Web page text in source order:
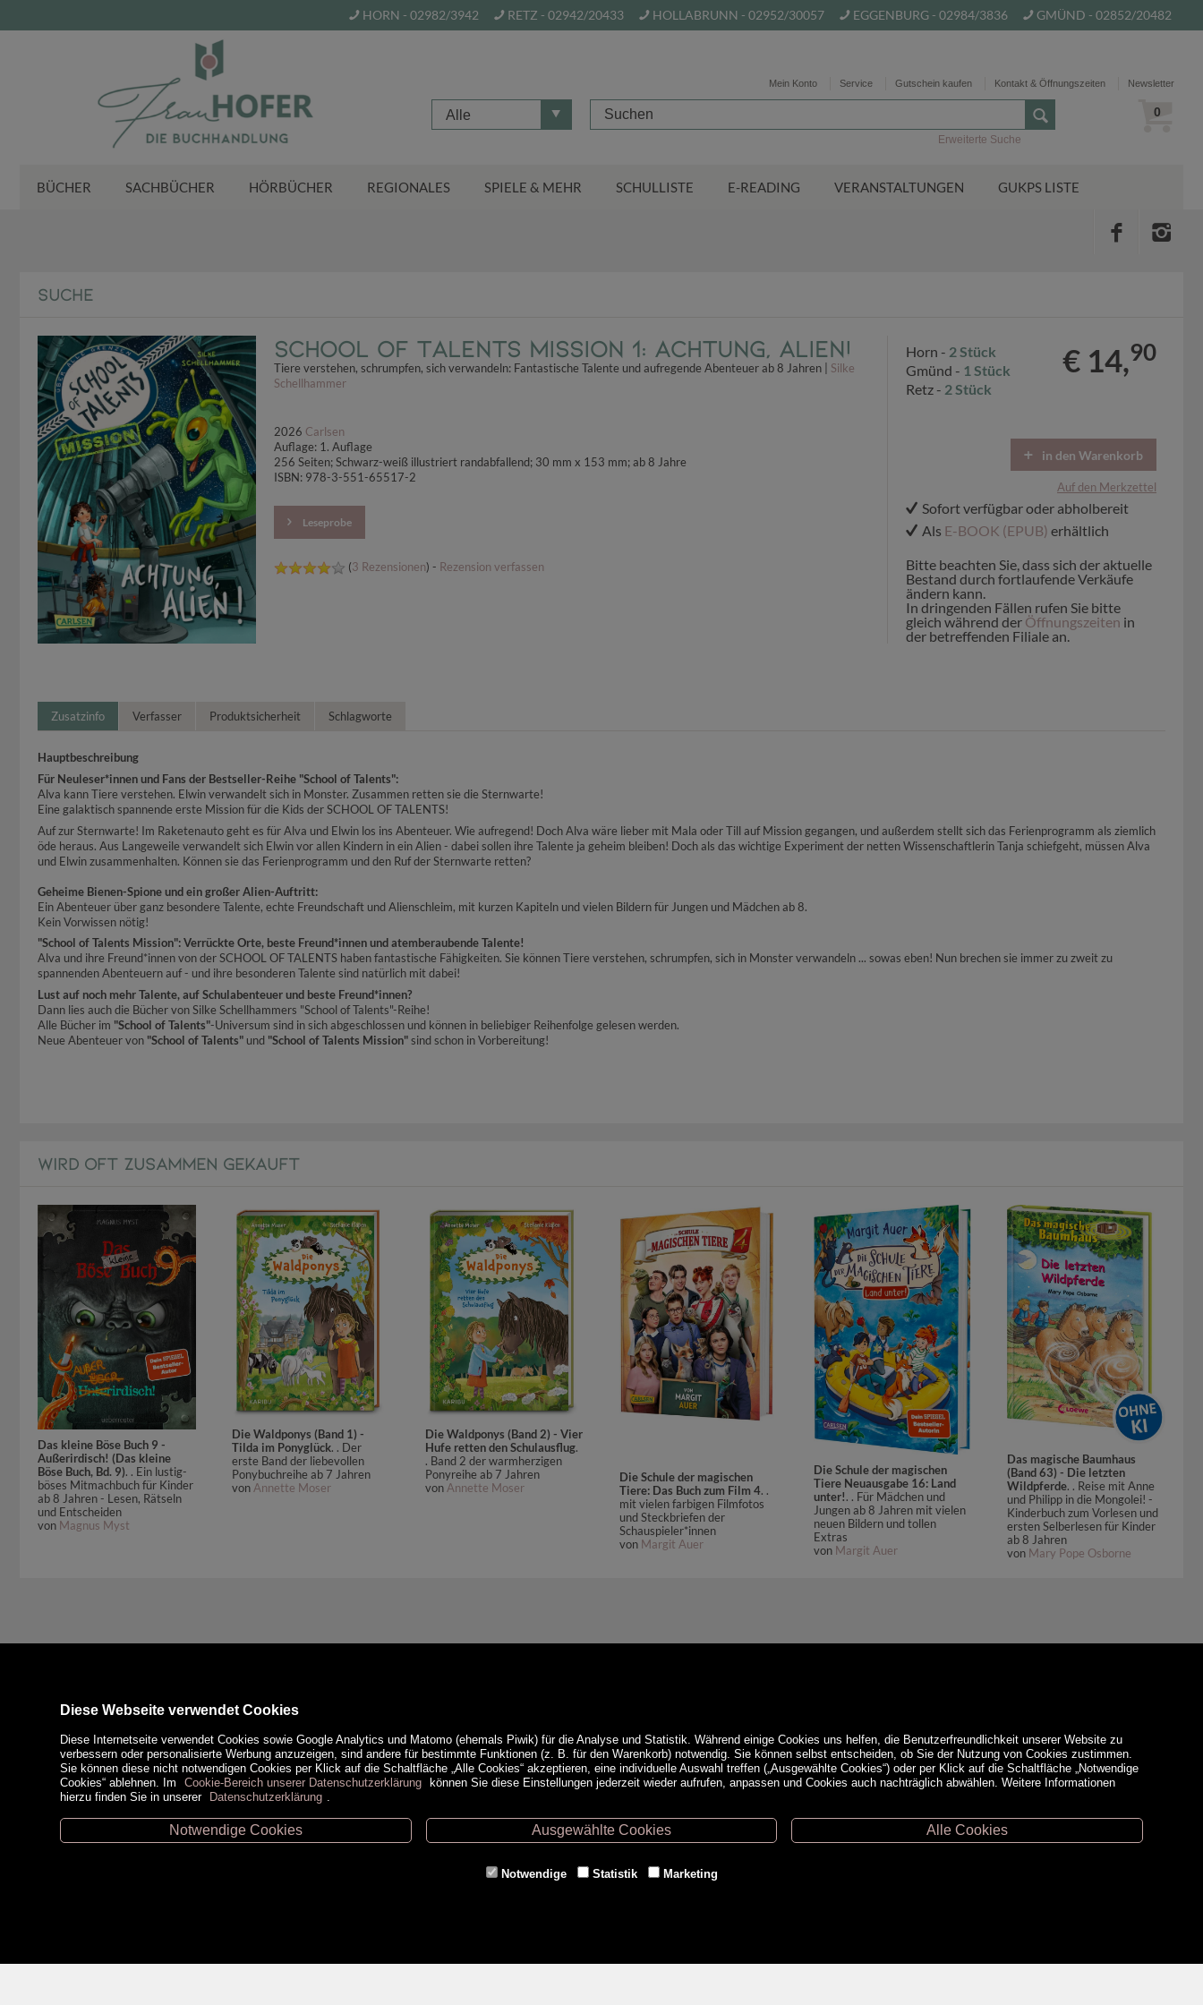
HORN - 02982/3942 RETZ - 02942/20433 HOLLABRUNN - 02952/30057 EGGENBURG - 02984/3836 GMÜND - 02852/20482
Mein Konto Service Gutschein kaufen Kontakt & Öffnungszeiten Newsletter
Alle 0
Erweiterte Suche
BÜCHER SACHBÜCHER HÖRBÜCHER REGIONALES SPIELE & MEHR SCHULLISTE E-READING VERANSTALTUNGEN GUKPS LISTE
SUCHE
School of Talents Mission 1: Achtung, Alien!
Tiere verstehen, schrumpfen, sich verwandeln: Fantastische Talente und aufregende Abenteuer ab 8 Jahren | Silke
Schellhammer
2026 Carlsen
Auflage: 1. Auflage
256 Seiten; Schwarz-weiß illustriert randabfallend; 30 mm x 153 mm; ab 8 Jahre
ISBN: 978-3-551-65517-2
Leseprobe
(3 Rezensionen) - Rezension verfassen
Horn - 2 Stück
Gmünd - 1 Stück
Retz - 2 Stück
€ 14,90
in den Warenkorb
Auf den Merkzettel
Sofort verfügbar oder abholbereit
Als E-BOOK (EPUB) erhältlich
Bitte beachten Sie, dass sich der aktuelle
Bestand durch fortlaufende Verkäufe
ändern kann.
In dringenden Fällen rufen Sie bitte
gleich während der Öffnungszeiten in
der betreffenden Filiale an.
Zusatzinfo Verfasser Produktsicherheit Schlagworte
Hauptbeschreibung
Für Neuleser*innen und Fans der Bestseller-Reihe "School of Talents":
Alva kann Tiere verstehen. Elwin verwandelt sich in Monster. Zusammen retten sie die Sternwarte!
Eine galaktisch spannende erste Mission für die Kids der SCHOOL OF TALENTS!
Auf zur Sternwarte! Im Raketenauto geht es für Alva und Elwin los ins Abenteuer. Wie aufregend! Doch Alva wäre lieber mit Mala oder Till auf Mission gegangen, und außerdem stellt sich das Ferienprogramm als ziemlich
öde heraus. Aus Langeweile verwandelt sich Elwin vor allen Kindern in ein Alien - dabei sollen ihre Talente ja geheim bleiben! Doch als das wichtige Experiment der netten Wissenschaftlerin Tanja schiefgeht, müssen Alva
und Elwin zusammenhalten. Können sie das Ferienprogramm und den Ruf der Sternwarte retten?
Geheime Bienen-Spione und ein großer Alien-Auftritt:
Ein Abenteuer über ganz besondere Talente, echte Freundschaft und Alienschleim, mit kurzen Kapiteln und vielen Bildern für Jungen und Mädchen ab 8.
Kein Vorwissen nötig!
"School of Talents Mission": Verrückte Orte, beste Freund*innen und atemberaubende Talente!
Alva und ihre Freund*innen von der SCHOOL OF TALENTS haben fantastische Fähigkeiten. Sie können Tiere verstehen, schrumpfen, sich in Monster verwandeln ... sowas eben! Nun brechen sie immer zu zweit zu
spannenden Abenteuern auf - und ihre besonderen Talente sind natürlich mit dabei!
Lust auf noch mehr Talente, auf Schulabenteuer und beste Freund*innen?
Dann lies auch die Bücher von Silke Schellhammers "School of Talents"-Reihe!
Alle Bücher im "School of Talents"-Universum sind in sich abgeschlossen und können in beliebiger Reihenfolge gelesen werden.
Neue Abenteuer von "School of Talents" und "School of Talents Mission"sind schon in Vorbereitung!
WIRD OFT ZUSAMMEN GEKAUFT
Das kleine Böse Buch 9 -
Außerirdisch! (Das kleine
Böse Buch, Bd. 9). . Ein lustig-
böses Mitmachbuch für Kinder
ab 8 Jahren - Lesen, Rätseln
und Entscheiden
von Magnus Myst
Die Waldponys (Band 1) -
Tilda im Ponyglück. . Der
erste Band der liebevollen
Ponybuchreihe ab 7 Jahren
von Annette Moser
Die Waldponys (Band 2) - Vier
Hufe retten den Schulausflug.
. Band 2 der warmherzigen
Ponyreihe ab 7 Jahren
von Annette Moser
Die Schule der magischen
Tiere: Das Buch zum Film 4. .
mit vielen farbigen Filmfotos
und Steckbriefen der
Schauspieler*innen
von Margit Auer
Die Schule der magischen
Tiere Neuausgabe 16: Land
unter!. . Für Mädchen und
Jungen ab 8 Jahren mit vielen
neuen Bildern und tollen
Extras
von Margit Auer
Das magische Baumhaus
(Band 63) - Die letzten
Wildpferde. . Reise mit Anne
und Philipp in die Mongolei! -
Kinderbuch zum Vorlesen und
ersten Selberlesen für Kinder
ab 8 Jahren
von Mary Pope Osborne
Unsere Öffnungszeiten Zahlungsmethoden Service
Versandkosten
Diese Webseite verwendet Cookies
Diese Internetseite verwendet Cookies sowie Google Analytics und Matomo (ehemals Piwik) für die Analyse und Statistik. Während einige Cookies uns helfen, die Benutzerfreundlichkeit unserer Website zu
verbessern oder personalisierte Werbung anzuzeigen, sind andere für bestimmte Funktionen (z. B. für den Warenkorb) notwendig. Sie können selbst entscheiden, ob Sie der Nutzung von Cookies zustimmen.
Sie können diese nicht notwendigen Cookies per Klick auf die Schaltfläche „Alle Cookies“ akzeptieren, eine individuelle Auswahl treffen („Ausgewählte Cookies“) oder per Klick auf die Schaltfläche „Notwendige
Cookies“ ablehnen. Im
Cookie-Bereich unserer Datenschutzerklärung
können Sie diese Einstellungen jederzeit wieder aufrufen, anpassen und Cookies auch nachträglich abwählen. Weitere Informationen
hierzu finden Sie in unserer
Datenschutzerklärung
Notwendige Cookies Ausgewählte Cookies Alle Cookies
Notwendige Statistik Marketing